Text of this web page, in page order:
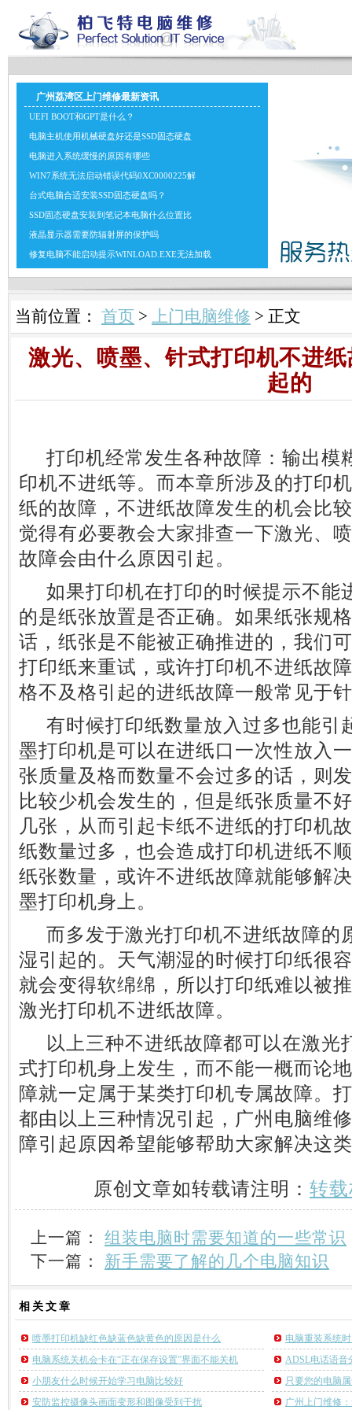
广州荔湾区上门维修最新资讯
UEFI BOOT和GPT是什么？
电脑主机使用机械硬盘好还是SSD固态硬盘
电脑进入系统缓慢的原因有哪些
WIN7系统无法启动错误代码0XC0000225解
台式电脑合适安装SSD固态硬盘吗？
SSD固态硬盘安装到笔记本电脑什么位置比
液晶显示器需要防辐射屏的保护吗
修复电脑不能启动提示WINLOAD.EXE无法加载
当前位置： 首页 > 上门电脑维修 > 正文
激光、喷墨、针式打印机不进
起的
打印机经常发生各种故障：输出模
印机不进纸等。而本章所涉及的打印
纸的故障，不进纸故障发生的机会比
觉得有必要教会大家排查一下激光、
故障会由什么原因引起。
如果打印机在打印的时候提示不能
的是纸张放置是否正确。如果纸张规
话，纸张是不能被正确推进的，我们
打印纸来重试，或许打印机不进纸故
格不及格引起的进纸故障一般常见于
有时候打印纸数量放入过多也能引
墨打印机是可以在进纸口一次性放入
张质量及格而数量不会过多的话，则
比较少机会发生的，但是纸张质量不
几张，从而引起卡纸不进纸的打印机
纸数量过多，也会造成打印机进纸不
纸张数量，或许不进纸故障就能够解
墨打印机身上。
而多发于激光打印机不进纸故障的
湿引起的。天气潮湿的时候打印纸很
就会变得软绵绵，所以打印纸难以被
激光打印机不进纸故障。
以上三种不进纸故障都可以在激光
式打印机身上发生，而不能一概而论
障就一定属于某类打印机专属故障。
都由以上三种情况引起，广州电脑维
障引起原因希望能够帮助大家解决这
原创文章如转载请注明： 转
上一篇： 组装电脑时需要知道的一些常识
下一篇： 新手需要了解的几个电脑知识
相关 文章
喷墨打印机缺红色缺蓝色缺黄色的原因是什么
电脑重装系统
电脑系统关机会卡在“正在保存设置”界面不能关机
ADSL电话语音
小朋友什么时候开始学习电脑比较好
只要您的电脑
安防监控摄像头画面变形和图像受到干扰
广州上门维修